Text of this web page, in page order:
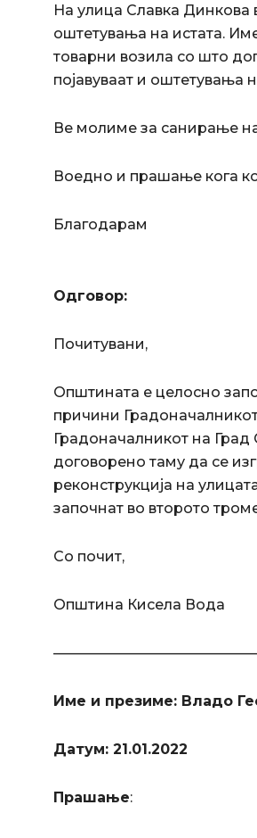
На улица Славка Динкова
оштетувања на истата.
товарни возила со што
појавуваат и оштетувања
Ве молиме за санирање
Воедно и прашање кога
Благодарам
Одговор:
Почитувани,
Општината е целосно
причини
Градоначалникот на Град
договорено таму да се
реконструкција на
започнат во второто
Со почит,
Општина Кисела Вода
Име и презиме: Владо
Датум: 21.01.2022
Прашање: